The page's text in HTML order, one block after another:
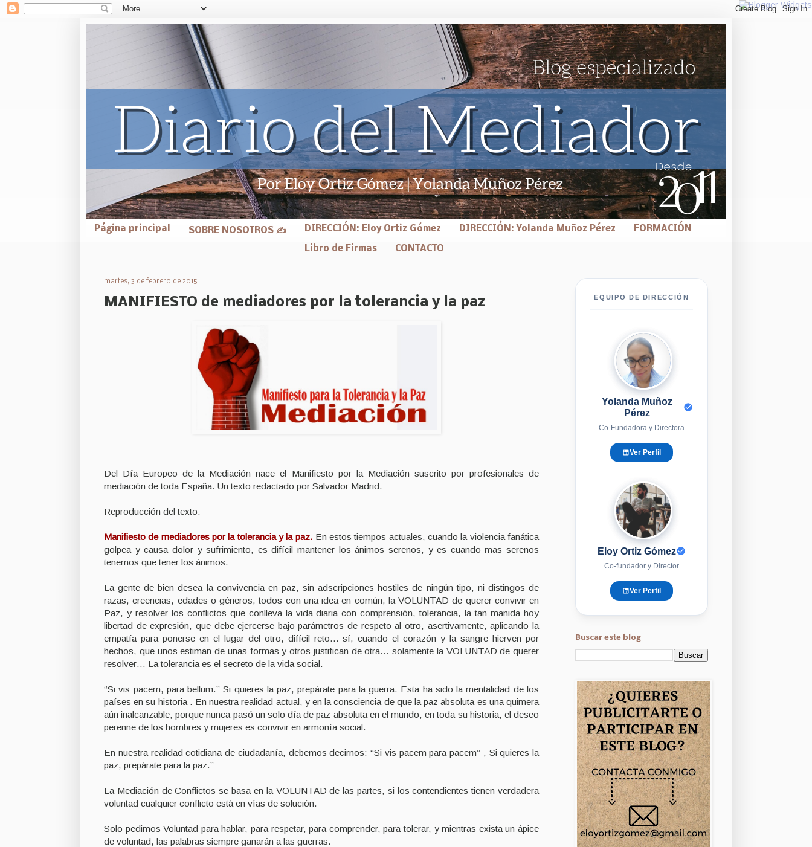
Página principal SOBRE NOSOTROS ✍ DIRECCIÓN: Eloy Ortiz Gómez DIRECCIÓN: Yolanda Muñoz Pérez FORMACIÓN
Libro de Firmas CONTACTO
martes, 3 de febrero de 2015
MANIFIESTO de mediadores por la tolerancia y la paz
Del Día Europeo de la Mediación nace el Manifiesto por la Mediación suscrito por profesionales de
mediación de toda España. Un texto redactado por Salvador Madrid.
Reproducción del texto:
Manifiesto de mediadores por la tolerancia y la paz. En estos tiempos actuales, cuando la violencia fanática
golpea y causa dolor y sufrimiento, es difícil mantener los ánimos serenos, y es cuando mas serenos
tenemos que tener los ánimos.
La gente de bien desea la convivencia en paz, sin adscripciones hostiles de ningún tipo, ni distingos de
razas, creencias, edades o géneros, todos con una idea en común, la VOLUNTAD de querer convivir en
Paz, y resolver los conflictos que conlleva la vida diaria con comprensión, tolerancia, la tan manida hoy
libertad de expresión, que debe ejercerse bajo parámetros de respeto al otro, asertivamente, aplicando la
empatía para ponerse en el lugar del otro, difícil reto... sí, cuando el corazón y la sangre hierven por
hechos, que unos estiman de unas formas y otros justifican de otra… solamente la VOLUNTAD de querer
resolver… La tolerancia es el secreto de la vida social.
“Si vis pacem, para bellum.” Si quieres la paz, prepárate para la guerra. Esta ha sido la mentalidad de los
países en su historia . En nuestra realidad actual, y en la consciencia de que la paz absoluta es una quimera
aún inalcanzable, porque nunca pasó un solo día de paz absoluta en el mundo, en toda su historia, el deseo
perenne de los hombres y mujeres es convivir en armonía social.
En nuestra realidad cotidiana de ciudadanía, debemos decirnos: “Si vis pacem para pacem” , Si quieres la
paz, prepárate para la paz.”
La Mediación de Conflictos se basa en la VOLUNTAD de las partes, si los contendientes tienen verdadera
voluntad cualquier conflicto está en vías de solución.
Solo pedimos Voluntad para hablar, para respetar, para comprender, para tolerar, y mientras exista un ápice
de voluntad, las palabras siempre ganarán a las guerras.
EQUIPO DE DIRECCIÓN
YM
Yolanda Muñoz
Pérez
Co-Fundadora y Directora
Ver Perfil
EG
Eloy Ortiz Gómez
Co-fundador y Director
Ver Perfil
Buscar este blog